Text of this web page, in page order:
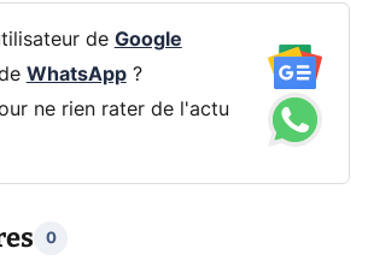
de Google
WhatsApp?
ne rien rater de l'actu
0